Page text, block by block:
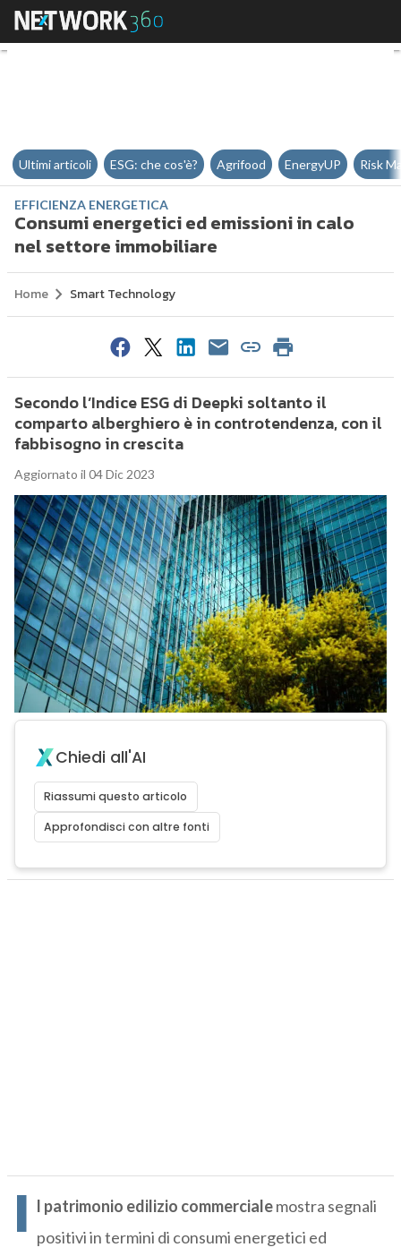
Consumi energetici ed
Ultimi articoli ESG: che cos'è? Agrifood EnergyUP Risk
EFFICIENZA ENERGETICA
Consumi energetici ed emissioni in calo
nel settore immobiliare
Home Smart Technology
Secondo l’Indice ESG di Deepki soltanto il
comparto alberghiero è in controtendenza, con il
fabbisogno in crescita
Aggiornato il 04 Dic 2023
Chiedi all'AI
Riassumi questo articolo
Approfondisci con altre fonti
I l patrimonio edilizio commercialemostra segnali
positivi in termini di consumi energetici ed